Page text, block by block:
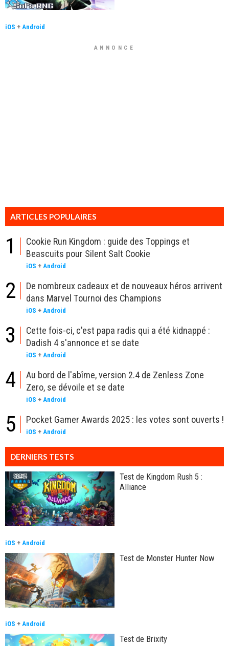
iOS + Android
ANNONCE
ARTICLES POPULAIRES
1
Cookie Run Kingdom : guide des Toppings et
Beascuits pour Silent Salt Cookie
iOS + Android
2
De nombreux cadeaux et de nouveaux héros arrivent
dans Marvel Tournoi des Champions
iOS + Android
3
Cette fois-ci, c'est papa radis qui a été kidnappé :
Dadish 4 s'annonce et se date
iOS + Android
4
Au bord de l'abîme, version 2.4 de Zenless Zone
Zero, se dévoile et se date
iOS + Android
5 Pocket Gamer Awards 2025 : les votes sont ouverts !
iOS + Android
DERNIERS TESTS
Test de Kingdom Rush 5 :
Alliance
iOS + Android
Test de Monster Hunter Now
iOS + Android
Test de Brixity